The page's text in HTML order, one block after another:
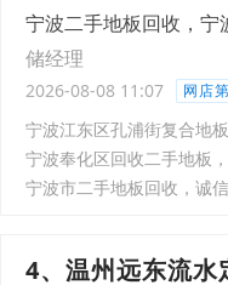
宁波二手地板回收，
储经理
2026-08-08 11:07 网店
宁波江东区孔浦街复合地
宁波奉化区回收二手地板
宁波市二手地板回收，诚
4、温州远东流水